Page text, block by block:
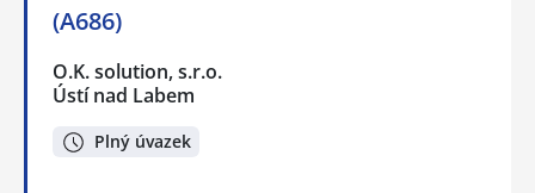
(A686)
O.K. solution, s.r.o.
Ústí nad Labem
Plný úvazek